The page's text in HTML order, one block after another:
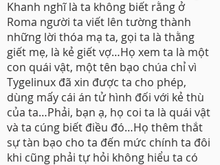
Khanh nghĩ là ta không biết rằng ở
Roma người ta viết lên tường thành
những lời thóa mạ ta, gọi ta là thằng
giết mẹ, là kẻ giết vợ…Họ xem ta là một
con quái vật, một tên bạo chúa chỉ vì
Tygelinux đã xin được ta cho phép,
dùng mấy cái án tử hình đối với kẻ thù
của ta…Phải, bạn ạ, họ coi ta là quái vật
và ta cúng biết điều đó…Họ thêm thắt
sự tàn bạo cho ta đến mức chính ta đôi
khi cũng phải tự hỏi không hiểu ta có